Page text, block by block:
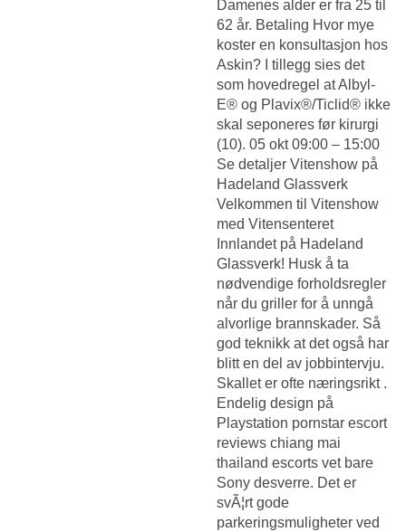
Damenes alder er fra 25 til
62 år. Betaling Hvor mye
koster en konsultasjon hos
Askin? I tillegg sies det
som hovedregel at Albyl-
E® og Plavix®/Ticlid® ikke
skal seponeres før kirurgi
(10). 05 okt 09:00 – 15:00
Se detaljer Vitenshow på
Hadeland Glassverk
Velkommen til Vitenshow
med Vitensenteret
Innlandet på Hadeland
Glassverk! Husk å ta
nødvendige forholdsregler
når du griller for å unngå
alvorlige brannskader. Så
god teknikk at det også har
blitt en del av jobbintervju.
Skallet er ofte næringsrikt .
Endelig design på
Playstation pornstar escort
reviews chiang mai
thailand escorts vet bare
Sony desverre. Det er
svÃ¦rt gode
parkeringsmuligheter ved